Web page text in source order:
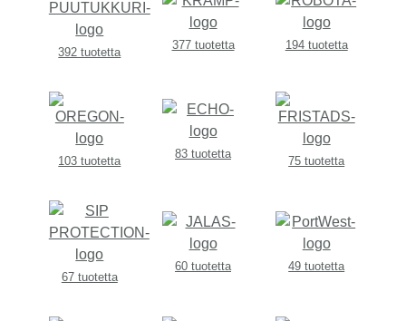
392 tuotetta
377 tuotetta 194 tuotetta
103 tuotetta
83 tuotetta
75 tuotetta
67 tuotetta
60 tuotetta 49 tuotetta